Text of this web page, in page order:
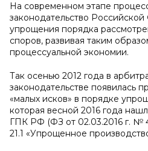
На современном этапе
законодательство
упрощения порядка
споров, развивая таким
процессуальной экономии.
Так осенью 2012 года в
законодательстве появилась
«малых исков» в порядке
которая весной 2016 года
ГПК РФ (ФЗ от 02.03.2016 г. №
21.1 «Упрощенное